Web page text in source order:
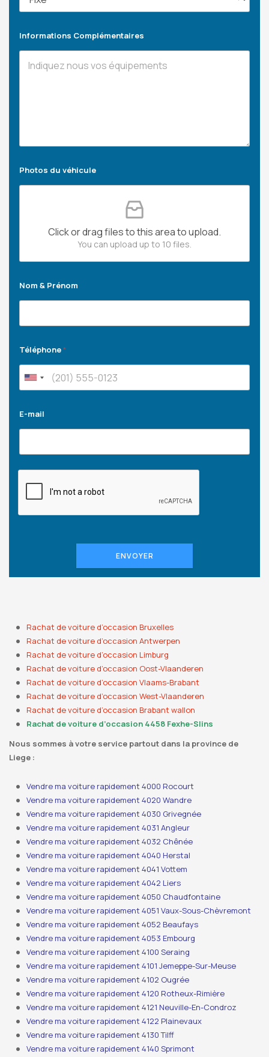
Informations Complémentaires
Photos du véhicule
Click or drag files to this area to upload.
You can upload up to 10 files.
Nom & Prénom
Téléphone*
E-mail
ENVOYER
Rachat de voiture d’occasion Bruxelles
Rachat de voiture d’occasion Antwerpen
Rachat de voiture d’occasion Limburg
Rachat de voiture d’occasion Oost-Vlaanderen
Rachat de voiture d’occasion Vlaams-Brabant
Rachat de voiture d’occasion West-Vlaanderen
Rachat de voiture d’occasion Brabant wallon
Rachat de voiture d’occasion 4458 Fexhe-Slins
Nous sommes à votre service partout dans la province de
Liege :
Vendre ma voiture rapidement 4000 Rocourt
Vendre ma voiture rapidement 4020 Wandre
Vendre ma voiture rapidement 4030 Grivegnée
Vendre ma voiture rapidement 4031 Angleur
Vendre ma voiture rapidement 4032 Chênée
Vendre ma voiture rapidement 4040 Herstal
Vendre ma voiture rapidement 4041 Vottem
Vendre ma voiture rapidement 4042 Liers
Vendre ma voiture rapidement 4050 Chaudfontaine
Vendre ma voiture rapidement 4051 Vaux-Sous-Chèvremont
Vendre ma voiture rapidement 4052 Beaufays
Vendre ma voiture rapidement 4053 Embourg
Vendre ma voiture rapidement 4100 Seraing
Vendre ma voiture rapidement 4101 Jemeppe-Sur-Meuse
Vendre ma voiture rapidement 4102 Ougrée
Vendre ma voiture rapidement 4120 Rotheux-Rimière
Vendre ma voiture rapidement 4121 Neuville-En-Condroz
Vendre ma voiture rapidement 4122 Plainevaux
Vendre ma voiture rapidement 4130 Tilff
Vendre ma voiture rapidement 4140 Sprimont